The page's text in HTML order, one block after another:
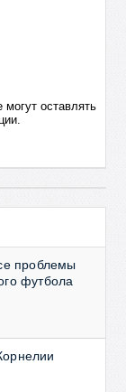
могут оставлять
проблемы
футбола